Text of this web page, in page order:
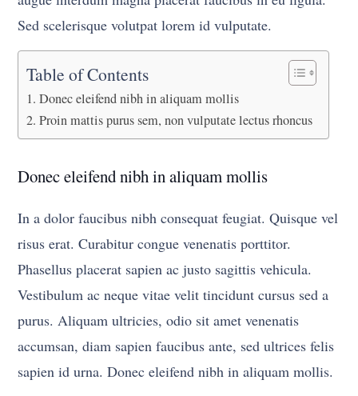
Sed scelerisque volutpat lorem id vulputate.
Table of Contents
Donec eleifend nibh in aliquam mollis
Proin mattis purus sem, non vulputate lectus rhoncus
Donec eleifend nibh in aliquam mollis
In a dolor faucibus nibh consequat feugiat. Quisque vel
risus erat. Curabitur congue venenatis porttitor.
Phasellus placerat sapien ac justo sagittis vehicula.
Vestibulum ac neque vitae velit tincidunt cursus sed a
purus. Aliquam ultricies, odio sit amet venenatis
accumsan, diam sapien faucibus ante, sed ultrices felis
sapien id urna. Donec eleifend nibh in aliquam mollis.